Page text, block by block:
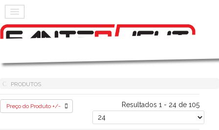
PRODUTOS
Preço do Produto +/- Resultados 1 - 24 de 105